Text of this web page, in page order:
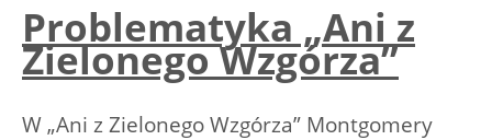
Problematyka „Ani z
Zielonego Wzgórza”
W „Ani z Zielonego Wzgórza” Montgomery